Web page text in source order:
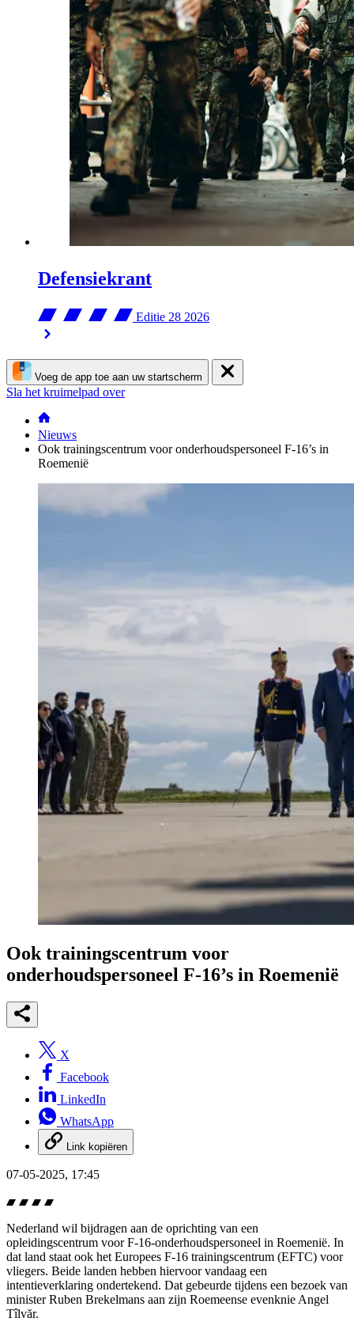
Defensiekrant
Editie 28 2026
Voeg de app toe aan uw startscherm
Sla het kruimelpad over
Nieuws
Ook trainingscentrum voor onderhoudspersoneel F-16’s in
Roemenië
Ook trainingscentrum voor
onderhoudspersoneel F-16’s in Roemenië
X
Facebook
LinkedIn
WhatsApp
Link kopiëren
07-05-2025, 17:45
Nederland wil bijdragen aan de oprichting van een
opleidingscentrum voor F-16-onderhoudspersoneel in Roemenië. In
dat land staat ook het Europees F-16 trainingscentrum (EFTC) voor
vliegers. Beide landen hebben hiervoor vandaag een
intentieverklaring ondertekend. Dat gebeurde tijdens een bezoek van
minister Ruben Brekelmans aan zijn Roemeense evenknie Angel
Tîlvăr.